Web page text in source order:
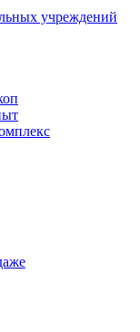
учреждений